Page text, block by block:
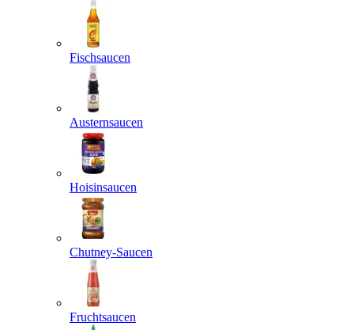
Fischsaucen
Austernsaucen
Hoisinsaucen
Chutney-Saucen
Fruchtsaucen